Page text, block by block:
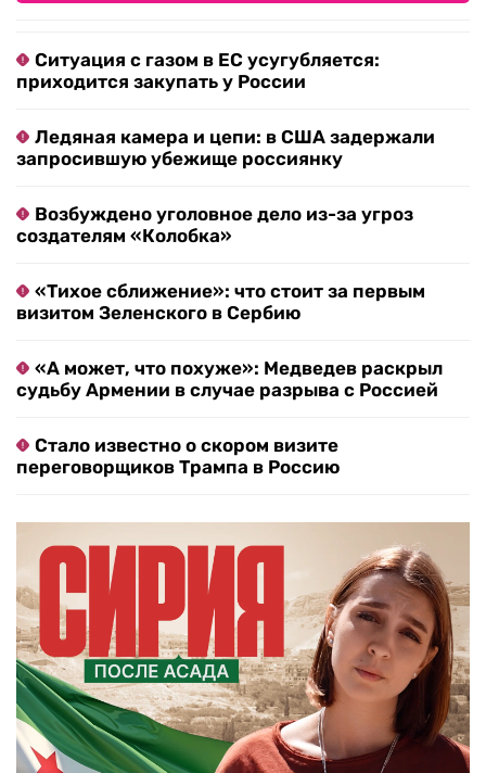
Ситуация с газом в ЕС усугубляется:
приходится закупать у России
Ледяная камера и цепи: в США задержали
запросившую убежище россиянку
Возбуждено уголовное дело из-за угроз
создателям «Колобка»
«Тихое сближение»: что стоит за первым
визитом Зеленского в Сербию
«А может, что похуже»: Медведев раскрыл
судьбу Армении в случае разрыва с Россией
Стало известно о скором визите
переговорщиков Трампа в Россию